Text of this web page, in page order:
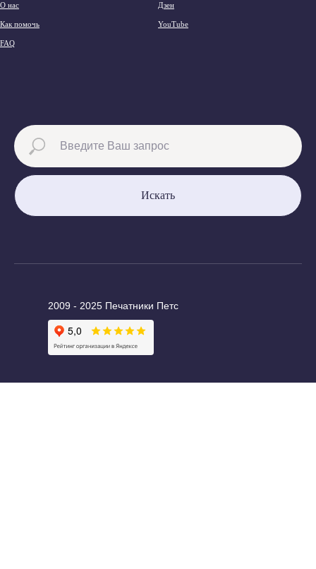
О нас
Как помочь
FAQ
Дзен
YouTube
Искать
2009 - 2025 Печатники Петс